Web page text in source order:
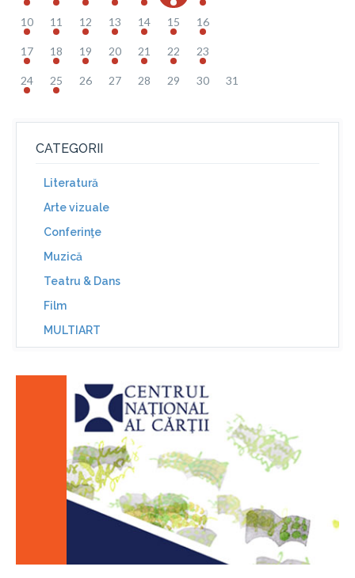
10 11 12 13 14 15 16
17 18 19 20 21 22 23
24 25 26 27 28 29 30 31
CATEGORII
Literatură
Arte vizuale
Conferinţe
Muzică
Teatru & Dans
Film
MULTIART